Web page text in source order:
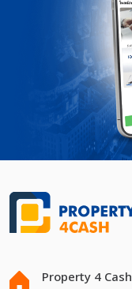
Property 4 Cash